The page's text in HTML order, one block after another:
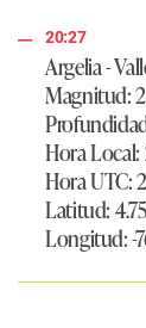
20:27
Argelia -
Magnitud:
Hora Local:
Hora UTC:
Latitud:
Longitud: -